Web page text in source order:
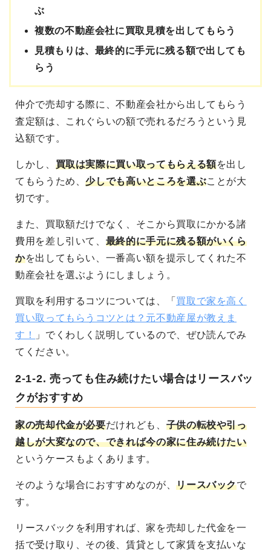
ぶ
複数の不動産会社に買取見積を出してもらう
見積もりは、最終的に手元に残る額で出しても
らう
仲介で売却する際に、不動産会社から出してもらう
査定額は、これぐらいの額で売れるだろうという見
込額です。
しかし、 買取は実際に買い取ってもらえる額を出し
てもらうため、少しでも高いところを選ぶことが大
切です。
また、買取額だけでなく、そこから買取にかかる諸
費用を差し引いて、 最終的に手元に残る額がいくら
かを出してもらい、一番高い額を提示してくれた不
動産会社を選ぶようにしましょう。
買取を利用するコツについては、「 買取で家を高く
買い取ってもらうコツとは？元不動産屋が教えま
す！
」でくわしく説明しているので、ぜひ読んでみ
てください。
2-1-2. 売っても住み続けたい場合はリースバッ
クがおすすめ
家の売却代金が必要だけれども、 子供の転校や引っ
越しが大変なので、できれば今の家に住み続けたい
というケースもよくあります。
そのような場合におすすめなのが、リースバックで
す。
リースバックを利用すれば、家を売却した代金を一
括で受け取り、その後、賃貸として家賃を支払いな